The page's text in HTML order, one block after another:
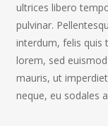
ultrices libero
pulvinar.
interdum, felis quis
lorem, sed
mauris, ut
neque, eu sodales